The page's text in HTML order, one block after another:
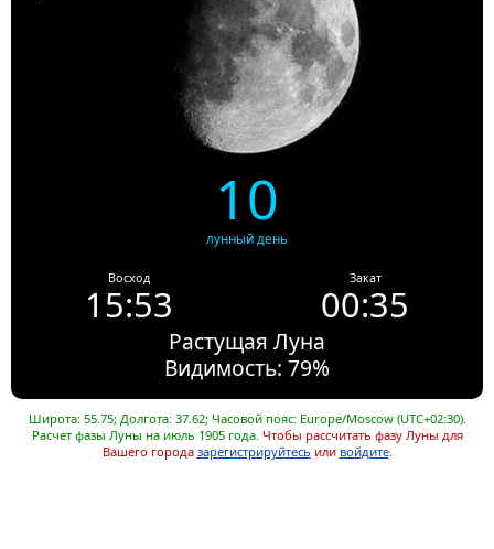
10
лунный день
Восход
15:53
Закат
00:35
Растущая Луна
Видимость: 79%
Широта: 55.75; Долгота: 37.62; Часовой пояс: Europe/Moscow (UTC+02:30).
Расчет фазы Луны на июль 1905 года. Чтобы рассчитать фазу Луны для
Вашего города зарегистрируйтесь или войдите.